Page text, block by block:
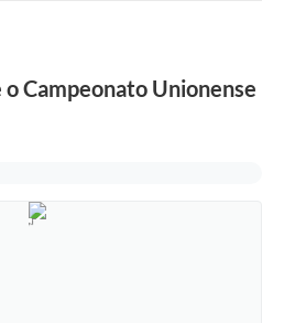
Campeonato Unionense